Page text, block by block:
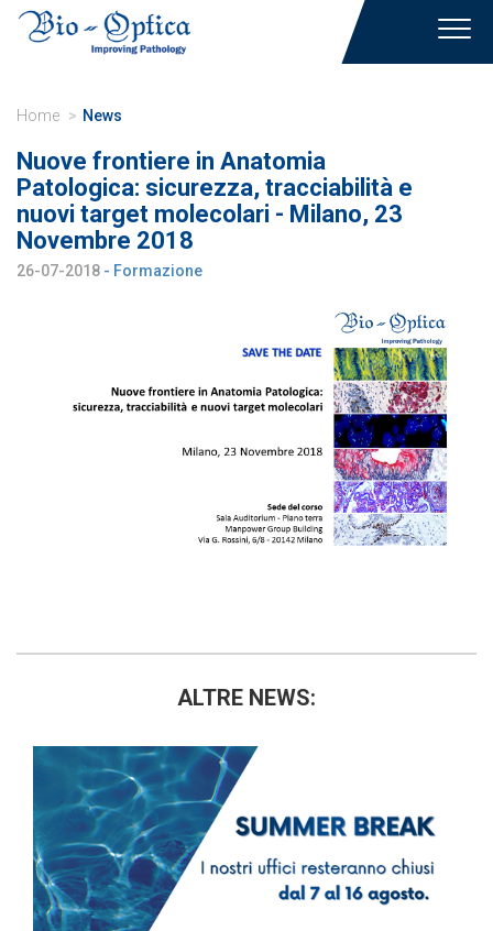
Home News
Nuove frontiere in Anatomia
Patologica: sicurezza, tracciabilità e
nuovi target molecolari - Milano, 23
Novembre 2018
26-07-2018 - Formazione
ALTRE NEWS: